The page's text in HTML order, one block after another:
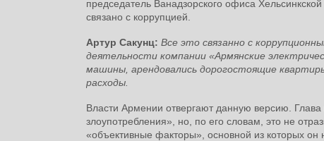
председатель Ванадзорского офиса
связано с коррупцией.
Артур Сакунц: Все это связанно с
деятельности компании «Армянские
машины, арендовались дорогостоящие
расходы.
Власти Армении отвергают данную версию.
злоупотребления», но, по его словам, это не
«объективные факторы», основной из которых